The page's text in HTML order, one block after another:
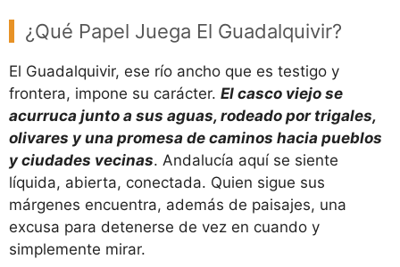
¿Qué Papel Juega El Guadalquivir?
El Guadalquivir, ese río ancho que es testigo y
frontera, impone su carácter. El casco viejo se
acurruca junto a sus aguas, rodeado por trigales,
olivares y una promesa de caminos hacia pueblos
y ciudades vecinas. Andalucía aquí se siente
líquida, abierta, conectada. Quien sigue sus
márgenes encuentra, además de paisajes, una
excusa para detenerse de vez en cuando y
simplemente mirar.